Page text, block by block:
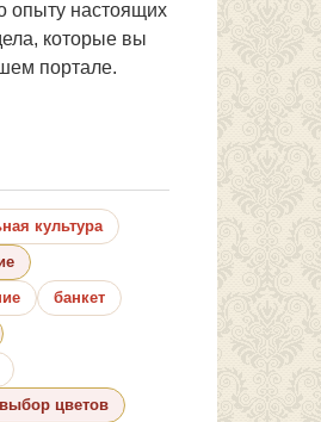
опыту настоящих
которые вы
портале.
культура
банкет
выбор цветов